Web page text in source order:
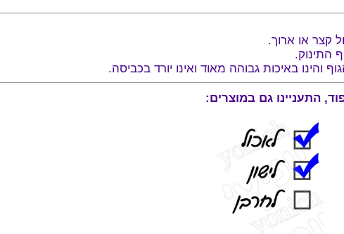
קצר או ארוך.
התינוק.
והינו באיכות גבוהה מאוד ואינו יורד בכביסה.